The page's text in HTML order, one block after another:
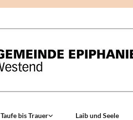
Taufe bis Trauer Laib und Seele